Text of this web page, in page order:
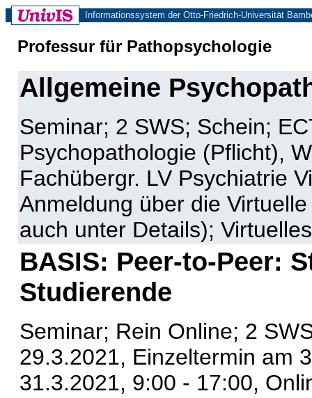
Informationssystem der Otto-Friedrich-Universität
Professur für Pathopsychologie
Allgemeine
Seminar; 2 SWS; Schein;
Psychopathologie (Pflicht),
Fachübergr. LV Psychiatrie
Anmeldung über die
auch unter Details);
BASIS: Peer-to-Peer:
Studierende
Seminar; Rein Online; 2
29.3.2021, Einzeltermin am
31.3.2021, 9:00 - 17:00,